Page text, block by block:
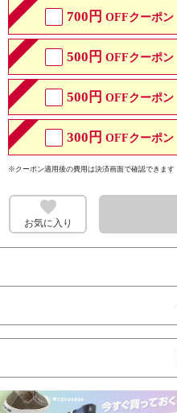
700円 OFFクーポン
500円 OFFクーポン
500円 OFFクーポン
300円 OFFクーポン
※クーポン適用後の費用は決済画面で確認できます
お気に入り